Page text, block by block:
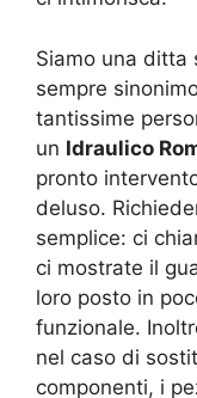
Siamo una ditta
sempre
tantissime
un Idraulico
pronto
deluso.
semplice: ci
ci mostrate il
loro posto in
funzionale.
nel caso di
componenti, i